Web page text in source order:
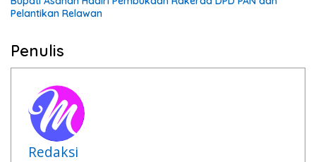
Pelantikan Relawan
Penulis
Redaksi